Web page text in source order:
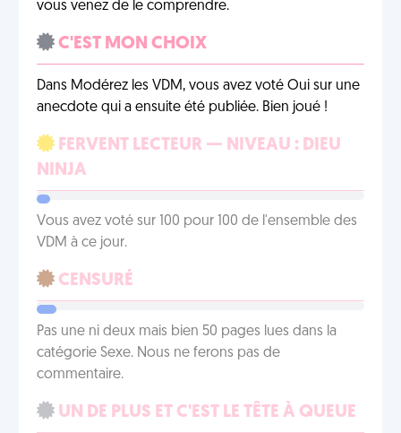
vous venez de le comprendre.
C'EST MON CHOIX
Dans Modérez les VDM, vous avez voté Oui sur une
anecdote qui a ensuite été publiée. Bien joué !
FERVENT LECTEUR — NIVEAU : DIEU
NINJA
Vous avez voté sur 100 pour 100 de l'ensemble des
VDM à ce jour.
CENSURÉ
Pas une ni deux mais bien 50 pages lues dans la
catégorie Sexe. Nous ne ferons pas de
commentaire.
UN DE PLUS ET C'EST LE TÊTE À QUEUE